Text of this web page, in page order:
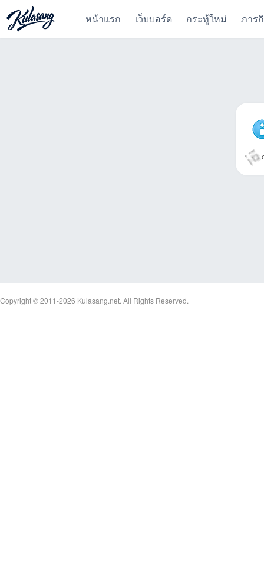
หน้าแรก เว็บบอร์ด กระทู้ใหม่ ภาร
Copyright © 2011-2026 Kulasang.net. All Rights Reserved.